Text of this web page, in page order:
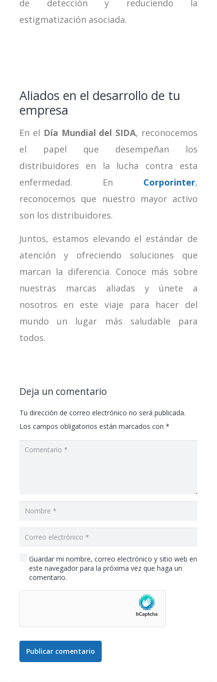
de detección y reduciendo la
estigmatización asociada.
Aliados en el desarrollo de tu
empresa
En el Día Mundial del SIDA, reconocemos
el papel que desempeñan los
distribuidores en la lucha contra esta
enfermedad. En Corporinter,
reconocemos que nuestro mayor activo
son los distribuidores.
Juntos, estamos elevando el estándar de
atención y ofreciendo soluciones que
marcan la diferencia. Conoce más sobre
nuestras marcas aliadas y únete a
nosotros en este viaje para hacer del
mundo un lugar más saludable para
todos.
Deja un comentario
Tu dirección de correo electrónico no será publicada.
Los campos obligatorios están marcados con *
Guardar mi nombre, correo electrónico y sitio web en
este navegador para la próxima vez que haga un
comentario.
Publicar comentario